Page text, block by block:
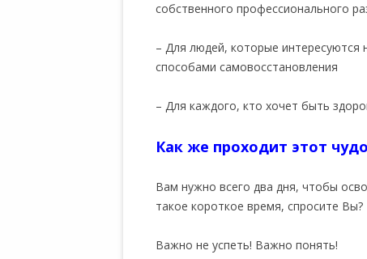
собственного профессионального
– Для людей, которые
способами самовосстановления
– Для каждого, кто хочет быть
Как же проходит этот
Вам нужно всего два дня, чтобы
такое короткое время, спросите Вы?
Важно не успеть! Важно понять!